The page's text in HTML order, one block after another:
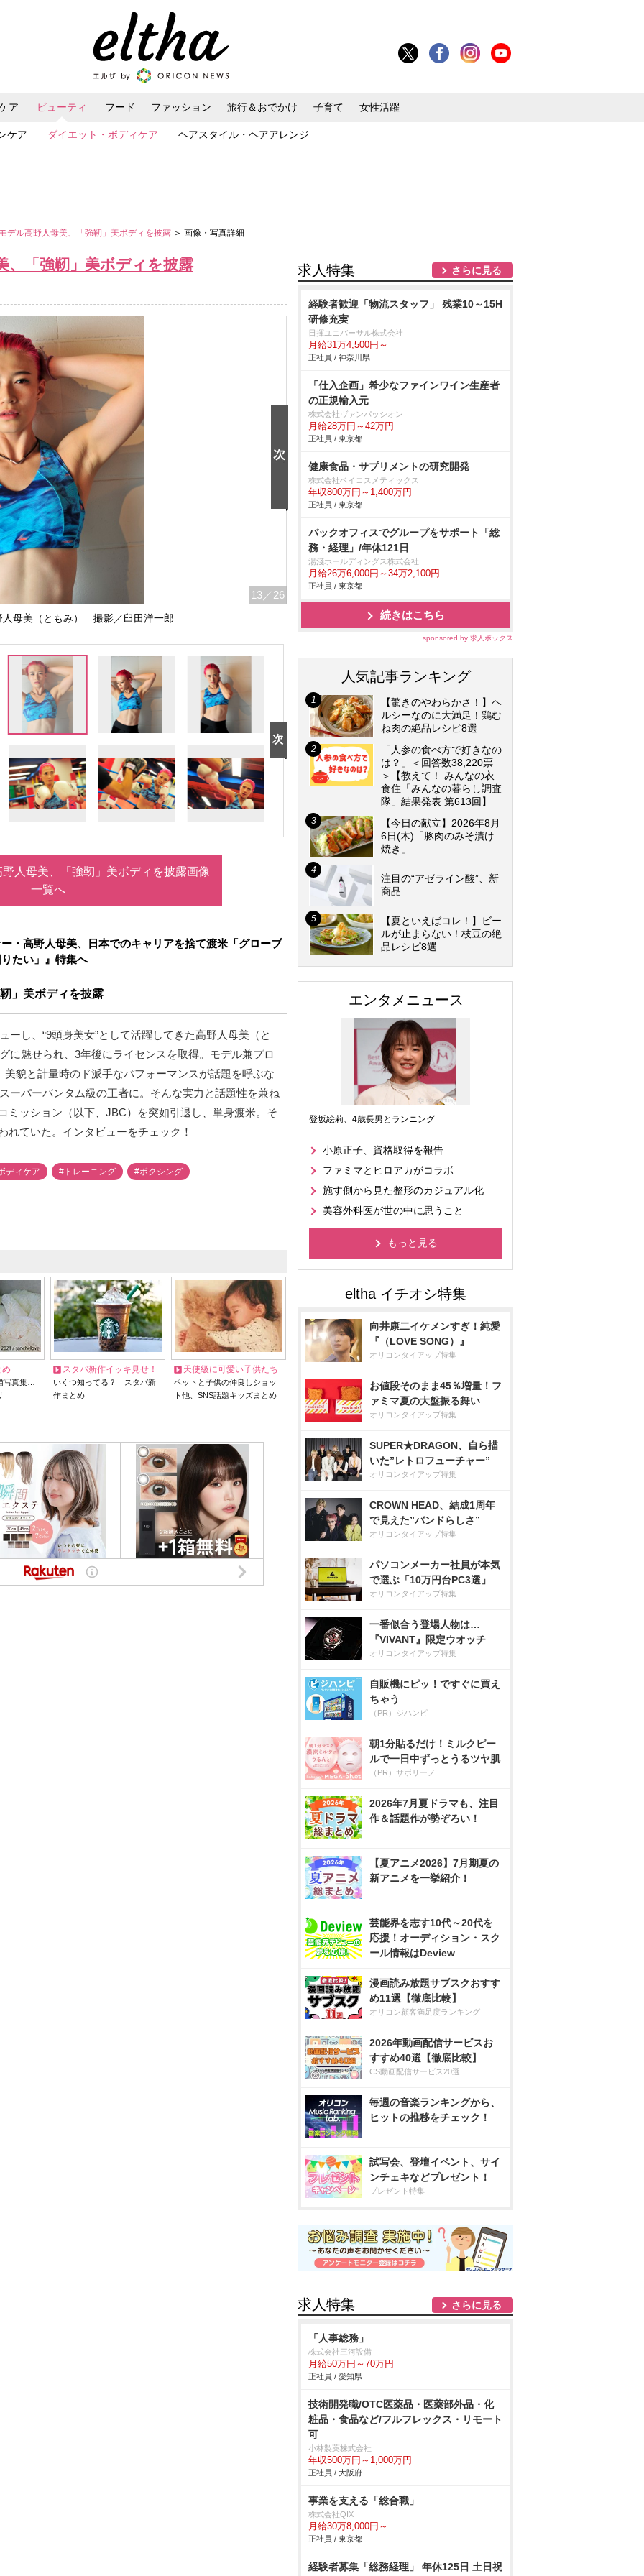
ア ビューティ
ケア ダイエット・ボディケア ヘアスタイル・ヘアアレンジ
フード ファッション 旅行＆おでかけ 子育て 女性活躍
デル高野人母美、「強靭」美ボディを披露 ＞ 画像・写真詳細
、「強靭」美ボディを披露
13 ／26
人母美（ともみ） 撮影／臼田洋一郎
人母美、「強靭」美ボディを披露画像
一覧へ
・高野人母美、日本でのキャリアを捨て渡米「グローブ
たい」』特集へ
」美ボディを披露
ーし、“9頭身美女”として活躍してきた高野人母美（と
に魅せられ、3年後にライセンスを取得。モデル兼プロ
美貌と計量時のド派手なパフォーマンスが話題を呼ぶな
ーパーバンタム級の王者に。そんな実力と話題性を兼ね
ミッション（以下、JBC）を突如引退し、単身渡米。そ
れていた。インタビューをチェック！
ディケア #トレーニング #ボクシング
め
写真集…
スタバ新作イッキ見せ！
いくつ知ってる？ スタバ新
作まとめ
天使級に可愛い子供たち
ペットと子供の仲良しショッ
ト他、SNS話題キッズまとめ
求人特集 さらに見る
経験者歓迎「物流スタッフ」 残業10～15H
研修充実
日揮ユニバーサル株式会社
月給31万4,500円～
正社員 / 神奈川県
「仕入企画」希少なファインワイン生産者
の正規輸入元
株式会社ヴァンパッシオン
月給28万円～42万円
正社員 / 東京都
健康食品・サプリメントの研究開発
株式会社ベイコスメティックス
年収800万円～1,400万円
正社員 / 東京都
バックオフィスでグループをサポート「総
務・経理」/年休121日
湯淺ホールディングス株式会社
月給26万6,000円～34万2,100円
正社員 / 東京都
続きはこちら
sponsored by 求人ボックス
人気記事ランキング
【驚きのやわらかさ！】ヘ
ルシーなのに大満足！鶏む
ね肉の絶品レシピ8選
「人参の食べ方で好きなの
は？」＜回答数38,220票
＞【教えて！ みんなの衣
食住「みんなの暮らし調査
隊」結果発表 第613回】
【今日の献立】2026年8月
6日(木)「豚肉のみそ漬け
焼き」
注目の“アゼライン酸”、新
商品
【夏といえばコレ！】ビー
ルが止まらない！枝豆の絶
品レシピ8選
エンタメニュース
登坂絵莉、4歳長男とランニング
小原正子、資格取得を報告
ファミマとヒロアカがコラボ
施す側から見た整形のカジュアル化
美容外科医が世の中に思うこと
もっと見る
向井康二イケメンすぎ！純愛
『（LOVE SONG）』
オリコンタイアップ特集
お値段そのまま45％増量！フ
ァミマ夏の大盤振る舞い
オリコンタイアップ特集
SUPER★DRAGON、自ら描
いた”レトロフューチャー”
オリコンタイアップ特集
CROWN HEAD、結成1周年
で見えた”バンドらしさ”
オリコンタイアップ特集
パソコンメーカー社員が本気
で選ぶ「10万円台PC3選」
オリコンタイアップ特集
一番似合う登場人物は…
『VIVANT』限定ウオッチ
オリコンタイアップ特集
自販機にピッ！ですぐに買え
ちゃう
（PR）ジハンピ
朝1分貼るだけ！ミルクピー
ルで一日中ずっとうるツヤ肌
（PR）サボリーノ
2026年7月夏ドラマも、注目
作＆話題作が勢ぞろい！
【夏アニメ2026】7月期夏の
新アニメを一挙紹介！
芸能界を志す10代～20代を
応援！オーディション・スク
ール情報はDeview
漫画読み放題サブスクおすす
め11選【徹底比較】
オリコン顧客満足度ランキング
2026年動画配信サービスお
すすめ40選【徹底比較】
CS動画配信サービス20選
毎週の音楽ランキングから、
ヒットの推移をチェック！
試写会、登壇イベント、サイ
ンチェキなどプレゼント！
プレゼント特集
求人特集 さらに見る
「人事総務」
株式会社三河設備
月給50万円～70万円
正社員 / 愛知県
技術開発職/OTC医薬品・医薬部外品・化
粧品・食品など/フルフレックス・リモート
可
小林製薬株式会社
年収500万円～1,000万円
正社員 / 大阪府
事業を支える「総合職」
株式会社QIX
月給30万8,000円～
正社員 / 東京都
経験者募集「総務経理」 年休125日 土日祝